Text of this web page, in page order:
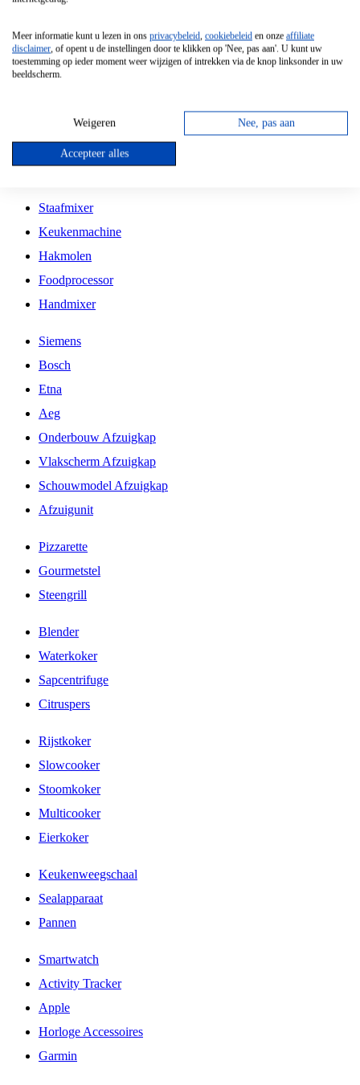
Vrijstaande Magnetron
Vrijstaande Kookplaat
Inbouw Gaskookplaat
Inbouw Keramische Kookplaat
Kookplaat Accessoires
Staafmixer
Keukenmachine
Hakmolen
Foodprocessor
Handmixer
Siemens
Bosch
Etna
Aeg
Onderbouw Afzuigkap
Vlakscherm Afzuigkap
Schouwmodel Afzuigkap
Afzuigunit
Pizzarette
Gourmetstel
Steengrill
Blender
Waterkoker
Sapcentrifuge
Citruspers
Rijstkoker
Slowcooker
Stoomkoker
Multicooker
Eierkoker
Keukenweegschaal
Sealapparaat
Pannen
Smartwatch
Activity Tracker
Apple
Horloge Accessoires
Garmin
Meer informatie kunt u lezen in ons privacybeleid, cookiebeleid en onze affiliate
disclaimer, of opent u de instellingen door te klikken op 'Nee, pas aan'. U kunt uw
toestemming op ieder moment weer wijzigen of intrekken via de knop linksonder in uw
beeldscherm.
Weigeren Nee, pas aan
Accepteer alles